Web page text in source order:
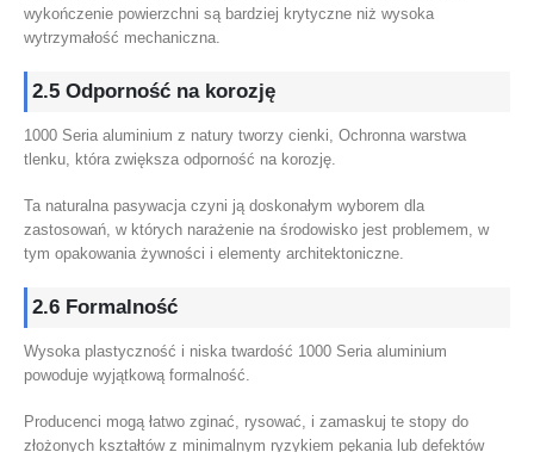
wykończenie powierzchni są bardziej krytyczne niż wysoka
wytrzymałość mechaniczna.
2.5 Odporność na korozję
1000 Seria aluminium z natury tworzy cienki, Ochronna warstwa
tlenku, która zwiększa odporność na korozję.
Ta naturalna pasywacja czyni ją doskonałym wyborem dla
zastosowań, w których narażenie na środowisko jest problemem, w
tym opakowania żywności i elementy architektoniczne.
2.6 Formalność
Wysoka plastyczność i niska twardość 1000 Seria aluminium
powoduje wyjątkową formalność.
Producenci mogą łatwo zginać, rysować, i zamaskuj te stopy do
złożonych kształtów z minimalnym ryzykiem pękania lub defektów